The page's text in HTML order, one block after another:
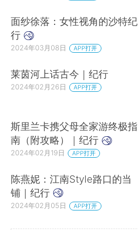
面纱徐落：女性视角的沙特纪
行
2024年03月08日 APP打开
莱茵河上话古今｜纪行
2024年02月26日 APP打开
斯里兰卡携父母全家游终极指
南（附攻略）｜纪行
2024年02月19日 APP打开
陈燕妮：江南Style路口的当
铺｜纪行
2024年02月05日 APP打开